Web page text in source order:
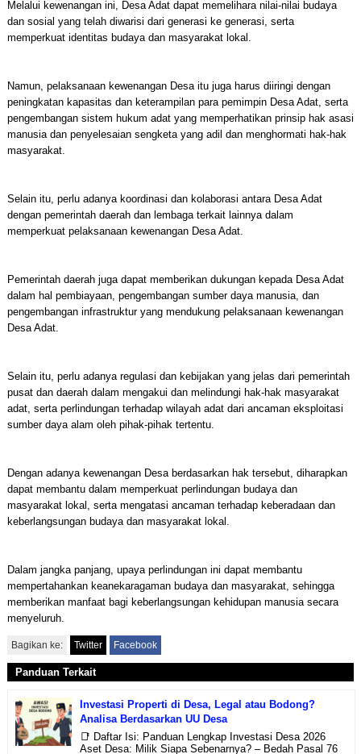
Melalui kewenangan ini, Desa Adat dapat memelihara nilai-nilai budaya
dan sosial yang telah diwarisi dari generasi ke generasi, serta
memperkuat identitas budaya dan masyarakat lokal.
Namun, pelaksanaan kewenangan Desa itu juga harus diiringi dengan
peningkatan kapasitas dan keterampilan para pemimpin Desa Adat, serta
pengembangan sistem hukum adat yang memperhatikan prinsip hak asasi
manusia dan penyelesaian sengketa yang adil dan menghormati hak-hak
masyarakat.
Selain itu, perlu adanya koordinasi dan kolaborasi antara Desa Adat
dengan pemerintah daerah dan lembaga terkait lainnya dalam
memperkuat pelaksanaan kewenangan Desa Adat.
Pemerintah daerah juga dapat memberikan dukungan kepada Desa Adat
dalam hal pembiayaan, pengembangan sumber daya manusia, dan
pengembangan infrastruktur yang mendukung pelaksanaan kewenangan
Desa Adat.
Selain itu, perlu adanya regulasi dan kebijakan yang jelas dari pemerintah
pusat dan daerah dalam mengakui dan melindungi hak-hak masyarakat
adat, serta perlindungan terhadap wilayah adat dari ancaman eksploitasi
sumber daya alam oleh pihak-pihak tertentu.
Dengan adanya kewenangan Desa berdasarkan hak tersebut, diharapkan
dapat membantu dalam memperkuat perlindungan budaya dan
masyarakat lokal, serta mengatasi ancaman terhadap keberadaan dan
keberlangsungan budaya dan masyarakat lokal.
Dalam jangka panjang, upaya perlindungan ini dapat membantu
mempertahankan keanekaragaman budaya dan masyarakat, sehingga
memberikan manfaat bagi keberlangsungan kehidupan manusia secara
menyeluruh.
Bagikan ke: Twitter Facebook
Panduan Terkait
Investasi Properti di Desa, Legal atau Bodong?
Analisa Berdasarkan UU Desa
📑 Daftar Isi: Panduan Lengkap Investasi Desa 2026
Aset Desa: Milik Siapa Sebenarnya? – Bedah Pasal 76